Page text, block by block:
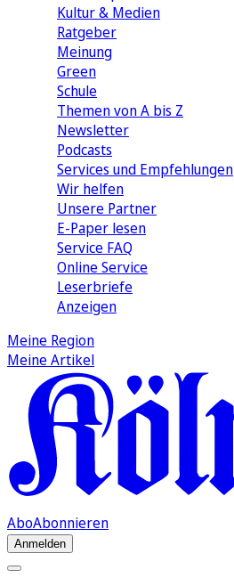
Kultur & Medien
Ratgeber
Meinung
Green
Schule
Themen von A bis Z
Newsletter
Podcasts
Services und Empfehlungen
Wir helfen
Unsere Partner
E-Paper lesen
Service FAQ
Online Service
Leserbriefe
Anzeigen
Meine Region
Meine Artikel
AboAbonnieren
Anmelden